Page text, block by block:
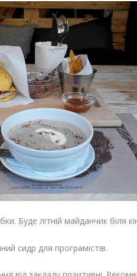
Буде літній майданчик біля
сидр для програмістів.